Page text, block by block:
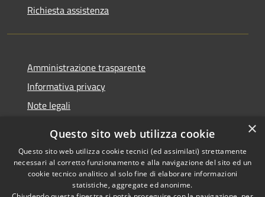
Richiesta assistenza
Amministrazione trasparente
Informativa privacy
Note legali
Copyright © 2026 • Comune di
×
Questo sito web utilizza cookie
Questo sito web utilizza cookie tecnici (ed assimilati) strettamente
necessari al corretto funzionamento e alla navigazione del sito ed un
cookie tecnico analitico al solo fine di elaborare informazioni
statistiche, aggregate ed anonime.